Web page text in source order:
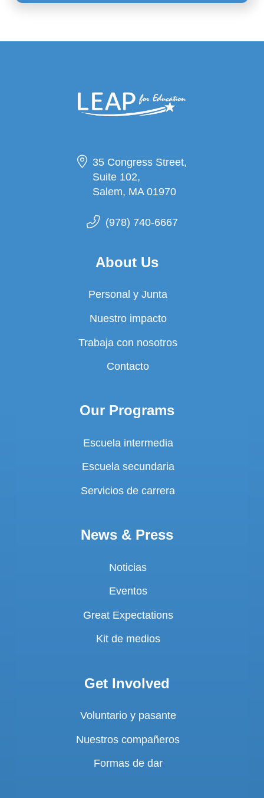
35 Congress Street,
Suite 102,
Salem, MA 01970
(978) 740-6667
About Us
Personal y Junta
Nuestro impacto
Trabaja con nosotros
Contacto
Our Programs
Escuela intermedia
Escuela secundaria
Servicios de carrera
News & Press
Noticias
Eventos
Great Expectations
Kit de medios
Get Involved
Voluntario y pasante
Nuestros compañeros
Formas de dar